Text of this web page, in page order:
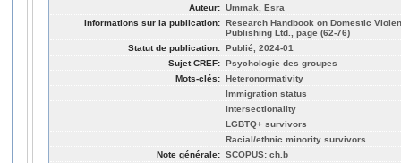
Auteur: Ummak, Esra
Informations sur la publication: Research Handbook on Domestic
Publishing Ltd., page (62-76)
Statut de publication: Publié, 2024-01
Sujet CREF: Psychologie des groupes
Mots-clés: Heteronormativity
Immigration status
Intersectionality
LGBTQ+ survivors
Racial/ethnic minority survivors
Note générale: SCOPUS: ch.b